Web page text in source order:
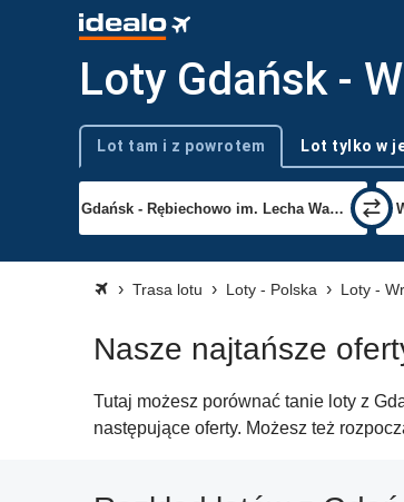
Loty Gdańsk -
Typ podróży
Lot tam i z powrotem Lot tylko w
Trasa lotu Loty - Polska Loty -
Nasze najtańsze
Tutaj możesz porównać tanie loty z
następujące oferty. Możesz też